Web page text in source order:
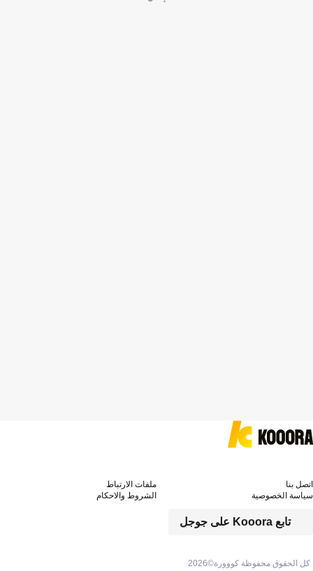
كل الحقوق محفوظة كووورة©2026
تابع Kooora على جوجل
اتصل بنا
ملفات الارتباط
سياسة الخصوصية
الشروط والاحكام